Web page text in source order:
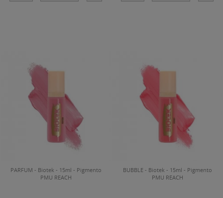
PARFUM - Biotek - 15ml - Pigmento
PMU REACH
BUBBLE - Biotek - 15ml - Pigmento
PMU REACH